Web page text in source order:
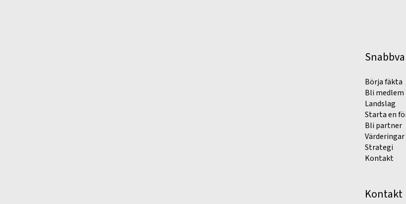
Börja fäkta
Bli medlem
Landslag
Starta en
Bli partner
Värderingar
Strategi
Kontakt
Kontakt